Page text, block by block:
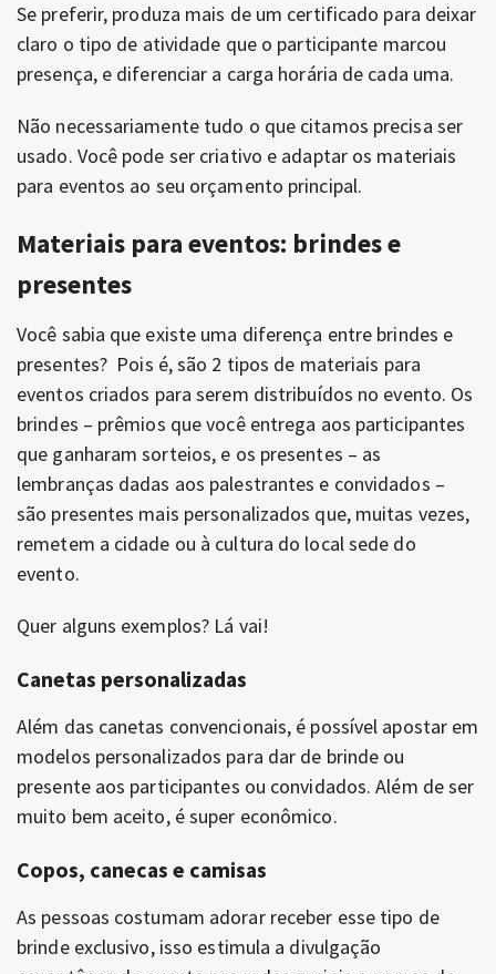
Se preferir, produza mais de um certificado para deixar
claro o tipo de atividade que o participante marcou
presença, e diferenciar a carga horária de cada uma.
Não necessariamente tudo o que citamos precisa ser
usado. Você pode ser criativo e adaptar os materiais
para eventos ao seu orçamento principal.
Materiais para eventos: brindes e
presentes
Você sabia que existe uma diferença entre brindes e
presentes? Pois é, são 2 tipos de materiais para
eventos criados para serem distribuídos no evento. Os
brindes – prêmios que você entrega aos participantes
que ganharam sorteios, e os presentes – as
lembranças dadas aos palestrantes e convidados –
são presentes mais personalizados que, muitas vezes,
remetem a cidade ou à cultura do local sede do
evento.
Quer alguns exemplos? Lá vai!
Canetas personalizadas
Além das canetas convencionais, é possível apostar em
modelos personalizados para dar de brinde ou
presente aos participantes ou convidados. Além de ser
muito bem aceito, é super econômico.
Copos, canecas e camisas
As pessoas costumam adorar receber esse tipo de
brinde exclusivo, isso estimula a divulgação